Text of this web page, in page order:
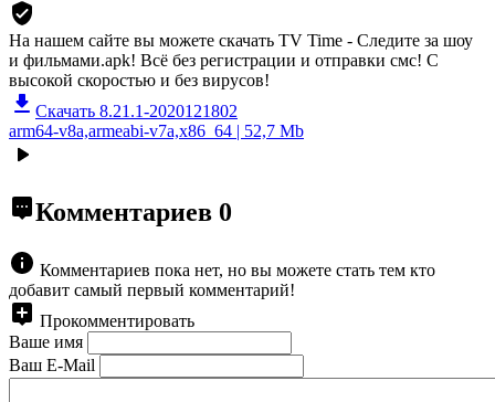
На нашем сайте вы можете скачать TV Time - Следите за шоу
и фильмами.apk! Всё без регистрации и отправки смс! С
высокой скоростью и без вирусов!
Скачать 8.21.1-2020121802
arm64-v8a,armeabi-v7a,x86_64 | 52,7 Mb
Комментариев 0
Комментариев пока нет, но вы можете стать тем кто
добавит самый первый комментарий!
Прокомментировать
Ваше имя
Ваш E-Mail